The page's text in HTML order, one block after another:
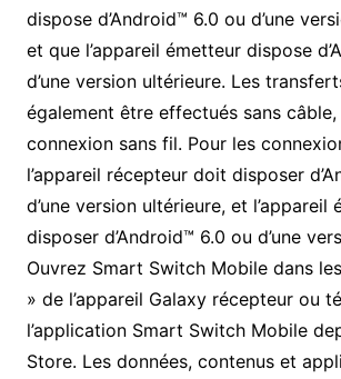
dispose d’Android™ 6.0 ou d’une
et que l’appareil émetteur dispose
d’une version ultérieure. Les
également être effectués sans câble,
connexion sans fil. Pour les
l’appareil récepteur doit disposer
d’une version ultérieure, et l’appareil
disposer d’Android™ 6.0 ou d’une
Ouvrez Smart Switch Mobile dans
» de l’appareil Galaxy récepteur ou
l’application Smart Switch Mobile
Store. Les données, contenus et